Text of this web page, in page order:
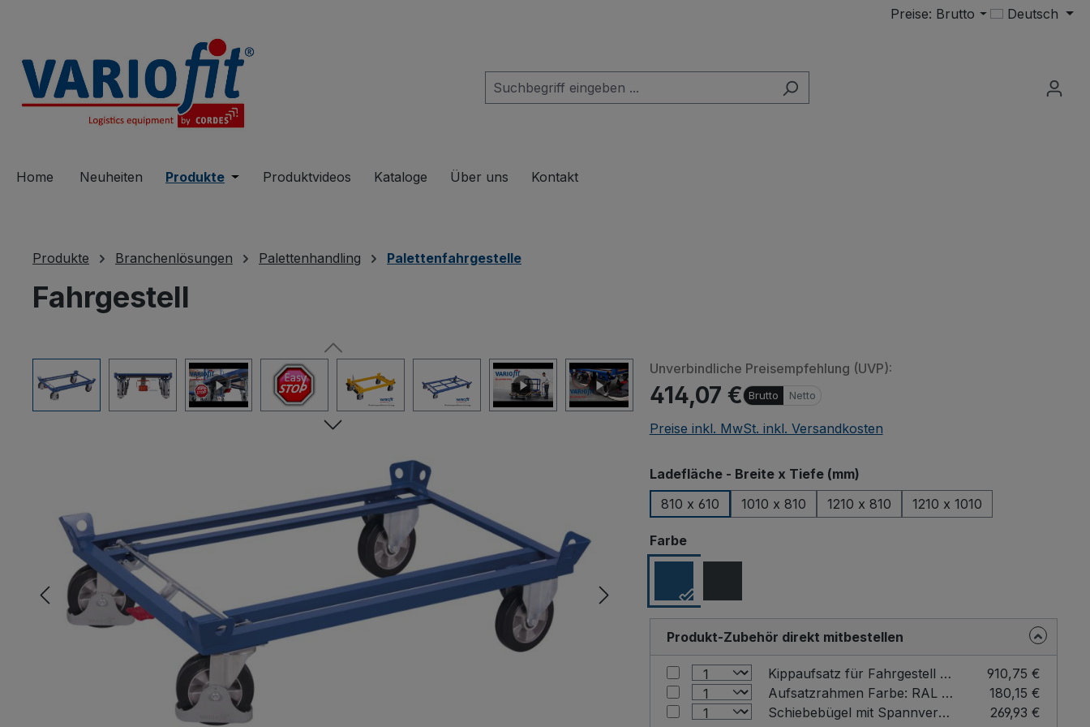
Preise: Brutto Deutsch
Home Neuheiten Produkte Öffne oder Schließe das Dropdown der Kategorie Produkte
Produktvideos Kataloge Über uns Kontakt
Produkte Branchenlösungen Palettenhandling Palettenfahrgestelle
Fahrgestell
Bildergalerie überspringen Unverbindliche Preisempfehlung (UVP):
414,07 € Brutto Netto
Preise inkl. MwSt. inkl. Versandkosten
Ladefläche - Breite x Tiefe (mm)auswählen
810 x 610
1010 x 810 1210 x 810 1210 x 1010
Farbeauswählen
Produkt-Zubehör direkt mitbestellen
Kippaufsatz für Fahrgestell Farbe: RAL 5010
910,75 €
Aufsatzrahmen Farbe: RAL 5010 / Ladefläche - Breite x Tiefe (mm): 810 x 610
180,15 €
Schiebebügel mit Spannverschluss für Fahrgestelle Farbe: RAL 5010
269,93 €